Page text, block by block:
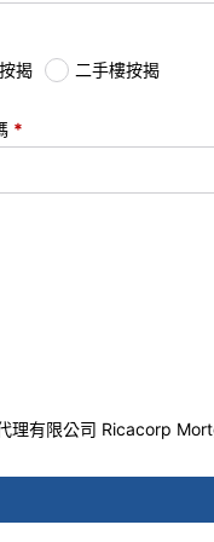
揭 二手樓按揭
*
理有限公司 Ricacorp